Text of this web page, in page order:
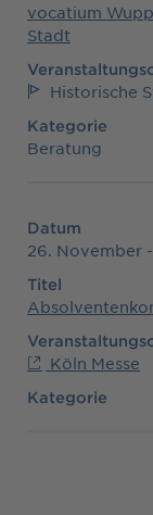
vocatium
Stadt
Historische
Kategorie
Beratung
Datum
26. November
Titel
Köln Messe
Kategorie